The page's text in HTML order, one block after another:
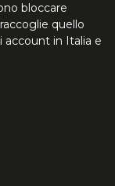
bloccare
quello
account in Italia e